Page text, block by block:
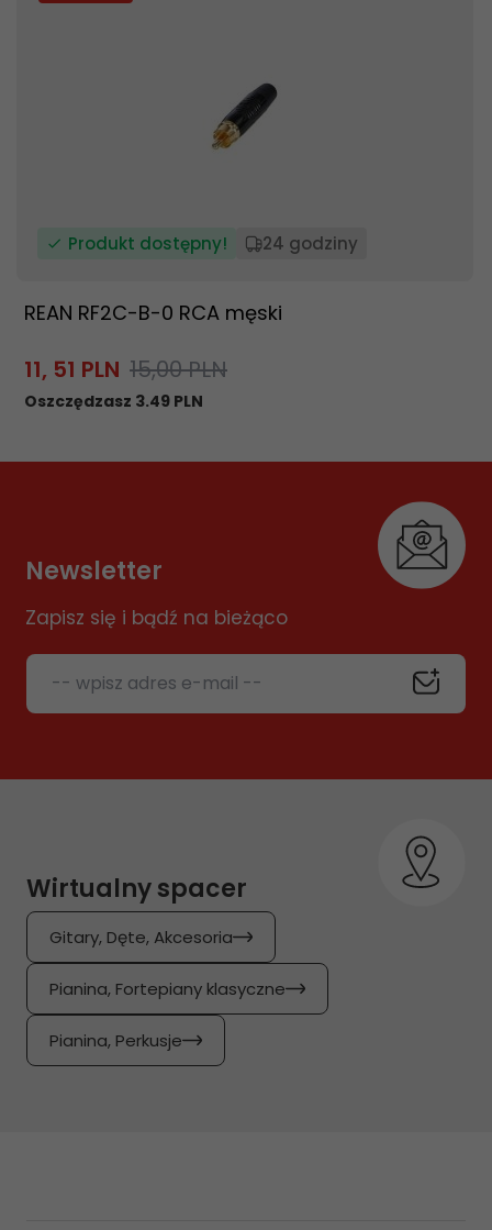
Produkt dostępny! 24 godziny
REAN RF2C-B-0 RCA męski
11, 51 PLN 15,00 PLN
Oszczędzasz 3.49 PLN
Newsletter
Zapisz się i bądź na bieżąco
-- wpisz adres e-mail --
Wirtualny spacer
Gitary, Dęte, Akcesoria
Pianina, Fortepiany klasyczne
Pianina, Perkusje